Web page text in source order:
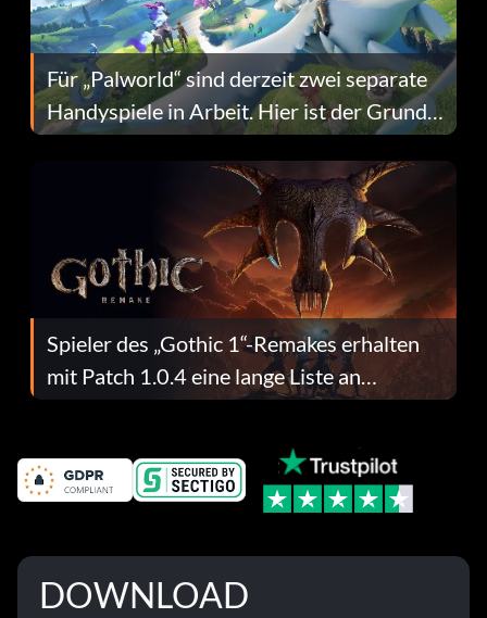
Für „Palworld“ sind derzeit zwei separate
Handyspiele in Arbeit. Hier ist der Grund
dafür.
Spieler des „Gothic 1“-Remakes erhalten
mit Patch 1.0.4 eine lange Liste an
Fehlerbehebungen
DOWNLOAD